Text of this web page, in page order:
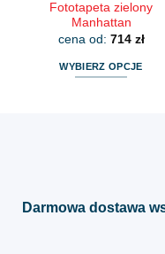
Fototapeta zielony
Manhattan
cena od: 714 zł
WYBIERZ OPCJE
Darmowa dostawa